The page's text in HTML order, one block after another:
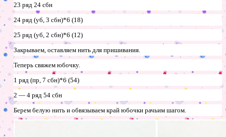
23 ряд 24 сбн
24 ряд (уб, 3 сбн)*6 (18)
25 ряд (уб, 2 сбн)*6 (12)
Закрываем, оставляем нить для пришивания.
Теперь свяжем юбочку.
1 ряд (пр, 7 сбн)*6 (54)
2 — 4 ряд 54 сбн
Берем белую нить и обвязываем край юбочки рачьим шагом.